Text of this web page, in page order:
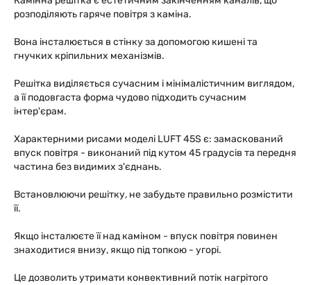
розподіляють гаряче повітря з каміна.
Вона інсталюється в стінку за допомогою кишені та
гнучких кріпильних механізмів.
Решітка виділяється сучасним і мінімалістичним виглядом,
а її подовгаста форма чудово підходить сучасним
інтер'єрам.
Характерними рисами моделі LUFT 45S є: замаскований
впуск повітря - виконаний під кутом 45 градусів та передня
частина без видимих з'єднань.
Встановлюючи решітку, не забудьте правильно розмістити
її.
Якщо інсталюєте її над каміном - впуск повітря повинен
знаходитися внизу, якщо під топкою - угорі.
Це дозволить утримати конвективний потік нагрітого